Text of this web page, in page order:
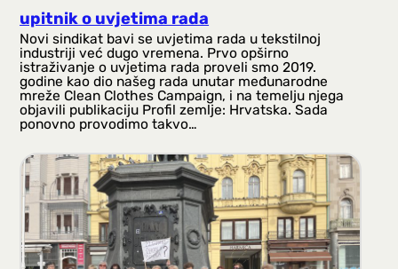
upitnik o uvjetima rada
Novi sindikat bavi se uvjetima rada u tekstilnoj
industriji već dugo vremena. Prvo opširno
istraživanje o uvjetima rada proveli smo 2019.
godine kao dio našeg rada unutar međunarodne
mreže Clean Clothes Campaign, i na temelju njega
objavili publikaciju Profil zemlje: Hrvatska. Sada
ponovno provodimo takvo…